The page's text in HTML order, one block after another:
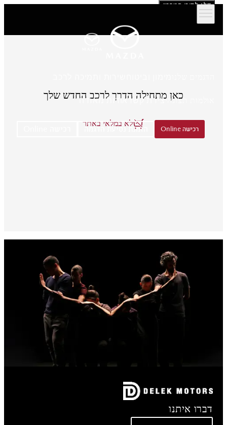
דלג לתוכן המרכזי
אולמות תצוגהיצירת קשר אודות מאזדה
רכישה Online הזמנת נסיעת הדגמה
כאן מתחילה הדרך לרכב החדש שלך
לא במלאי באתר
דברו איתנו